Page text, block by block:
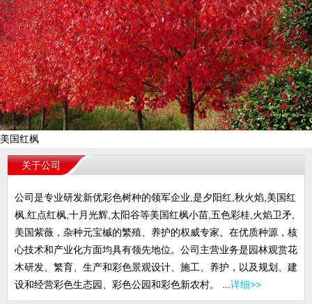
美国红枫
关于公司
公司是专业研发新优彩色树种的领军企业,是夕阳红,秋火焰,美国红
枫,红点红枫,十月光辉,太阳谷等美国红枫小苗,五色彩桂,火焰卫矛,
美国紫薇，杂种元宝槭的繁殖、养护的权威专家。在优质种源，核
心技术和产业化方面均具有领先地位。公司主营业务是园林观赏花
木研发、繁育、生产和彩色景观设计、施工、养护，以及规划、建
设和经营彩色生态园、彩色公园和彩色新农村。 ...详细>>